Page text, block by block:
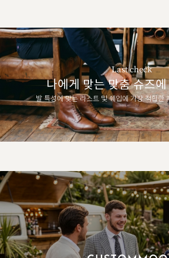
Last check
나에게 맞는 맞춤 슈즈
발 특성에 맞는 라스트 및 쉐입에 가장 적합한